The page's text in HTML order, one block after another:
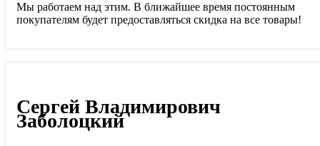
Мы работаем над этим. В ближайшее время постоянным
покупателям будет предоставляться скидка на все товары!
Сергей Владимирович
Заболоцкий